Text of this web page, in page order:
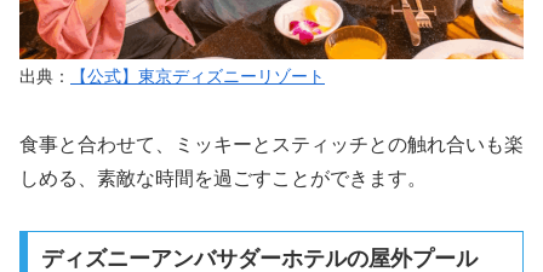
出典： 【公式】東京ディズニーリゾート
食事と合わせて、ミッキーとスティッチとの触れ合いも楽
しめる、素敵な時間を過ごすことができます。
ディズニーアンバサダーホテルの屋外プール